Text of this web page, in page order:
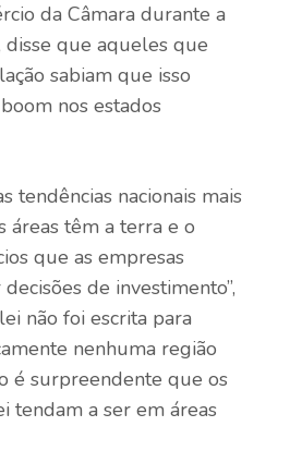
da Câmara durante a
disse que aqueles que
sabiam que isso
nos estados
tendências nacionais mais
áreas têm a terra e o
que as empresas
de investimento”,
não foi escrita para
nenhuma região
é surpreendente que os
tendam a ser em áreas